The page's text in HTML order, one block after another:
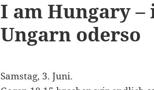
I am Hungary
Ungarn oderso
Samstag, 3. Juni.